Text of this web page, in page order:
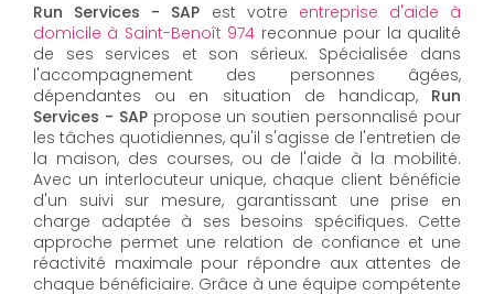
Run Services - SAP est votre entreprise d'aide à
domicile à Saint-Benoît 974 reconnue pour la qualité
de ses services et son sérieux. Spécialisée dans
l'accompagnement des personnes âgées,
dépendantes ou en situation de handicap, Run
Services - SAP propose un soutien personnalisé pour
les tâches quotidiennes, qu'il s'agisse de l'entretien de
la maison, des courses, ou de l'aide à la mobilité.
Avec un interlocuteur unique, chaque client bénéficie
d'un suivi sur mesure, garantissant une prise en
charge adaptée à ses besoins spécifiques. Cette
approche permet une relation de confiance et une
réactivité maximale pour répondre aux attentes de
chaque bénéficiaire. Grâce à une équipe compétente